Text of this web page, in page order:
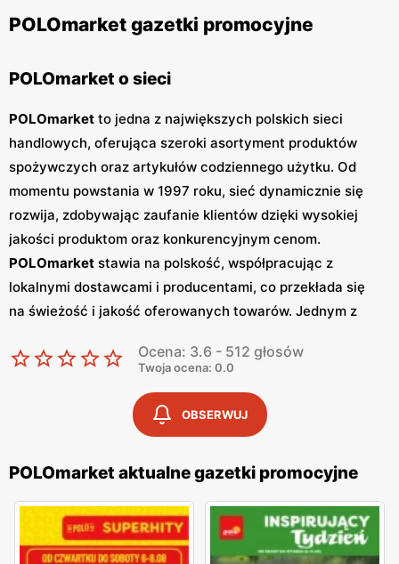
POLOmarket gazetki promocyjne
POLOmarket o sieci
POLOmarket to jedna z największych polskich sieci
handlowych, oferująca szeroki asortyment produktów
spożywczych oraz artykułów codziennego użytku. Od
momentu powstania w 1997 roku, sieć dynamicznie się
rozwija, zdobywając zaufanie klientów dzięki wysokiej
jakości produktom oraz konkurencyjnym cenom.
POLOmarket stawia na polskość, współpracując z
lokalnymi dostawcami i producentami, co przekłada się
na świeżość i jakość oferowanych towarów. Jednym z
regularnie wydawanegazetki promocyjne. Sieć publikuje
promocjami i okazjami. Wgazetkach
znajdują się informacje o obniżkach cen na wybrane
nowościach w asortymencie. Dzięki temu, klienci mogą
planować swoje zakupy w sposób bardziej ekonomiczny,
korzystając z atrakcyjnych zniżek i promocji. Oferta
POLOmarketuobejmuje szeroką gamę produktów
Ocena: 3.6 - 512 głosów
Twoja ocena: 0.0
OBSERWUJ
POLOmarket aktualne gazetki promocyjne